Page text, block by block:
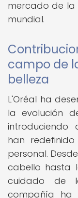
mercado de la
mundial.
campo de
belleza
L'Oréal ha
la evolución
introduciendo
han
personal.
cabello hasta
cuidado de
compañía ha